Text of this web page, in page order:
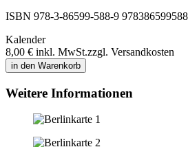
ISBN 978-3-86599-588-9
Kalender
8,00 € inkl. MwSt.zzgl. Versandkosten
in den Warenkorb
Weitere Informationen